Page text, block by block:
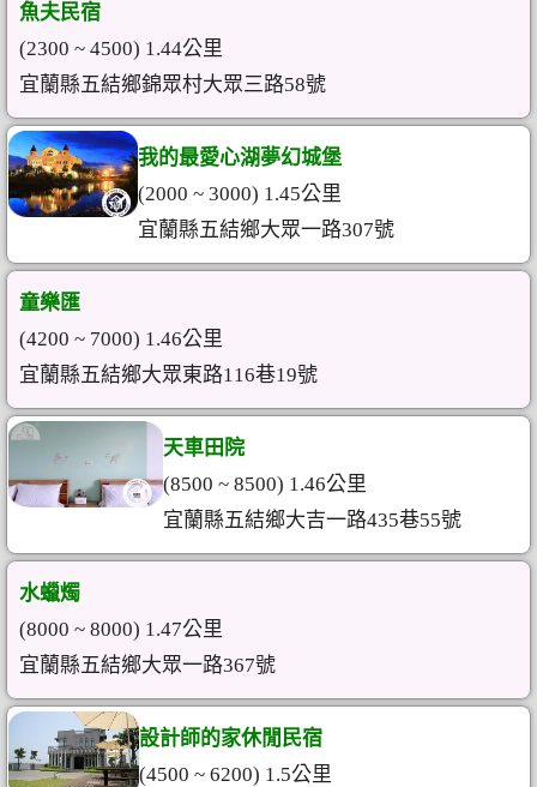
魚夫民宿
(2300 ~ 4500) 1.44公里
宜蘭縣五結鄉錦眾村大眾三路58號
我的最愛心湖夢幻城堡
(2000 ~ 3000) 1.45公里
宜蘭縣五結鄉大眾一路307號
童樂匯
(4200 ~ 7000) 1.46公里
宜蘭縣五結鄉大眾東路116巷19號
天車田院
(8500 ~ 8500) 1.46公里
宜蘭縣五結鄉大吉一路435巷55號
水蠟燭
(8000 ~ 8000) 1.47公里
宜蘭縣五結鄉大眾一路367號
設計師的家休閒民宿
(4500 ~ 6200) 1.5公里